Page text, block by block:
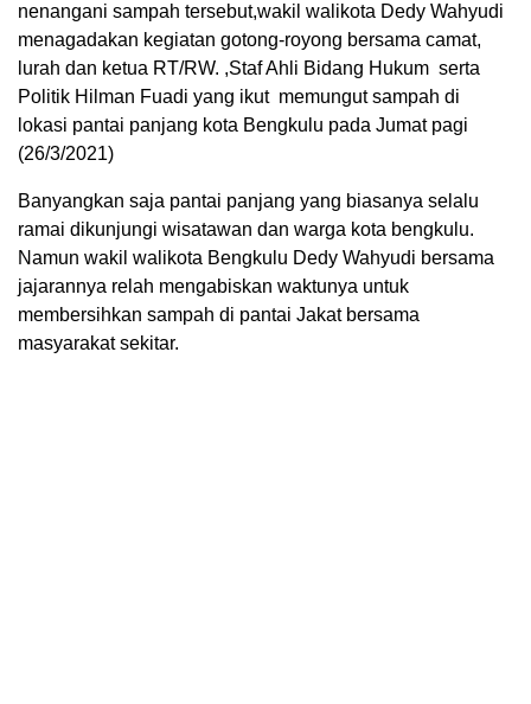
nenangani sampah tersebut,wakil walikota Dedy Wahyudi
menagadakan kegiatan gotong-royong bersama camat,
lurah dan ketua RT/RW. ,Staf Ahli Bidang Hukum serta
Politik Hilman Fuadi yang ikut memungut sampah di
lokasi pantai panjang kota Bengkulu pada Jumat pagi
(26/3/2021)
Banyangkan saja pantai panjang yang biasanya selalu
ramai dikunjungi wisatawan dan warga kota bengkulu.
Namun wakil walikota Bengkulu Dedy Wahyudi bersama
jajarannya relah mengabiskan waktunya untuk
membersihkan sampah di pantai Jakat bersama
masyarakat sekitar.